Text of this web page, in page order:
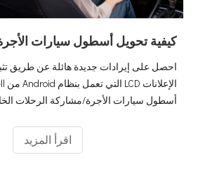
احصل على إيرادات جديدة هائلة عن طريق
أسطول سيارات الأجرة/مشاركة الرحلات
اقرأ المزيد